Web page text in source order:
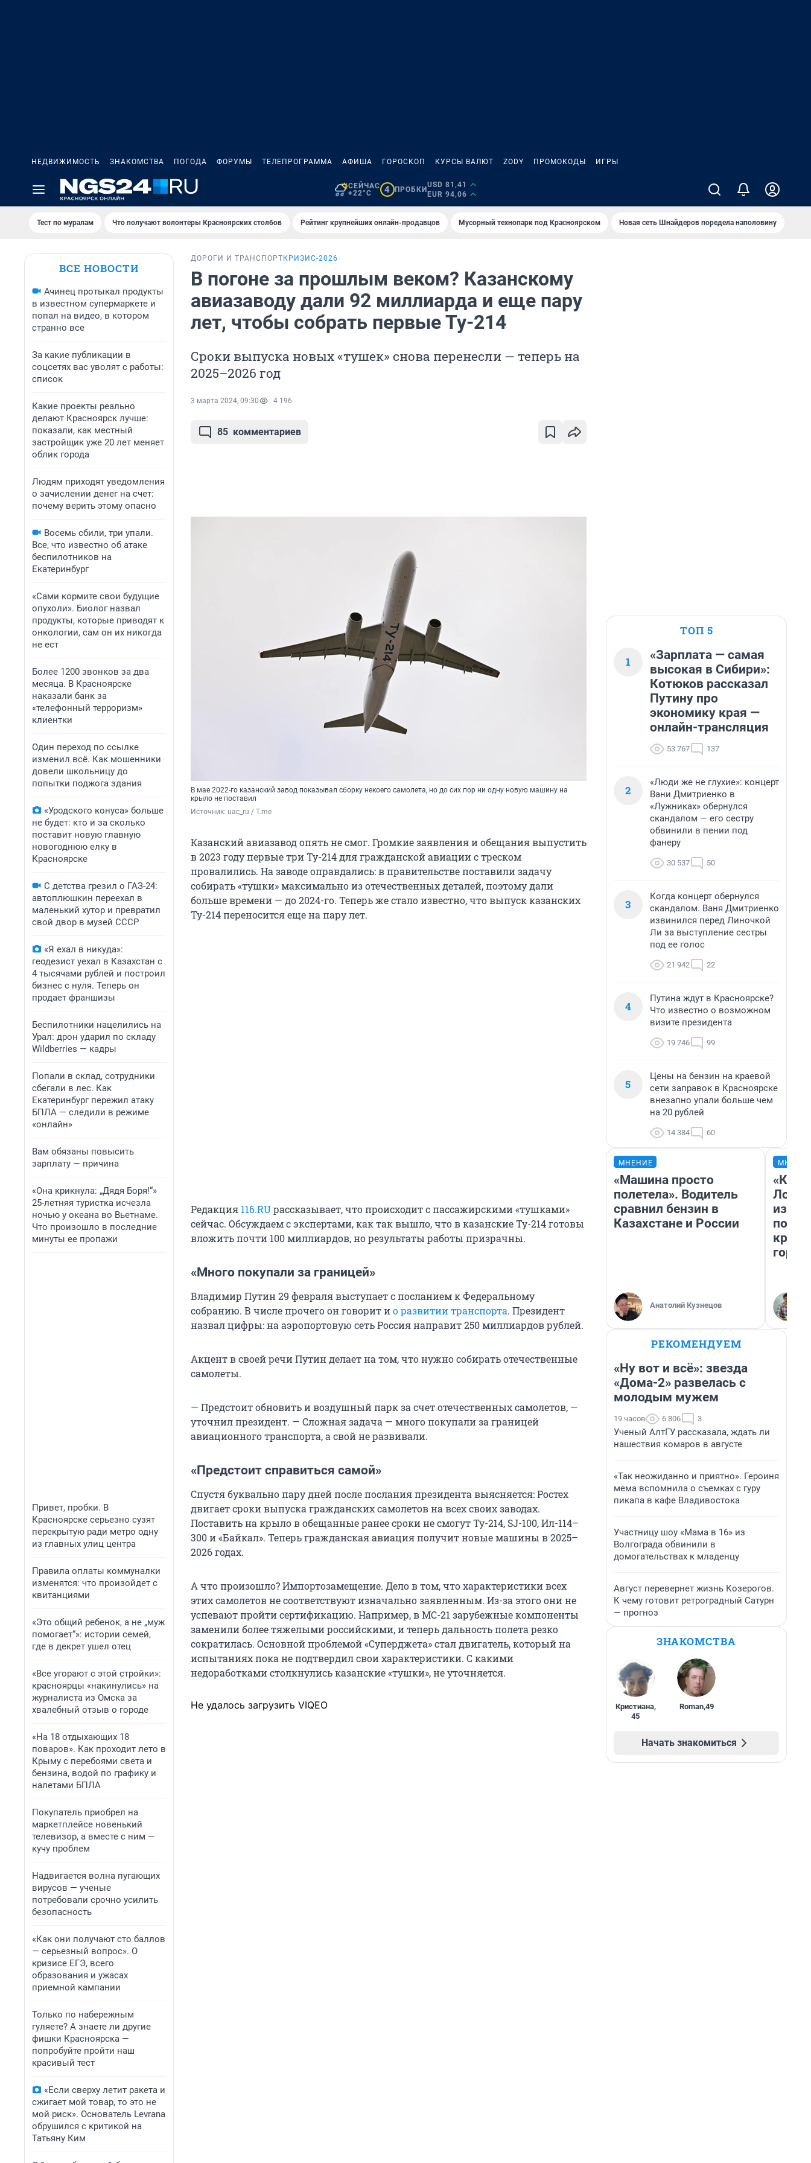
НЕДВИЖИМОСТЬ ЗНАКОМСТВА ПОГОДА ФОРУМЫ ТЕЛЕПРОГРАММА АФИША ГОРОСКОП КУРСЫ ВАЛЮТ ZODY ПРОМОКОДЫ ИГРЫ
СЕЙЧАС
+22°C
4 ПРОБКИ
USD 81,41
EUR 94,06
Тест по мурaлaм Что получают волонтеры Красноярских столбов Рейтинг крупнейших онлайн-продавцов Мусорный технопарк под Крaсноярском Новая сеть Шнайдеров поредела наполовину
ВСЕ НОВОСТИ
Ачинец протыкал продукты
в известном супермаркете и
попал на видео, в котором
странно все
За какие публикации в
соцсетях вас уволят с работы:
список
Какие проекты реально
делают Красноярск лучше:
показали, как местный
застройщик уже 20 лет меняет
облик города
Людям приходят уведомления
о зачислении денег на счет:
почему верить этому опасно
Восемь сбили, три упали.
Все, что известно об атаке
беспилотников на
Екатеринбург
«Сами кормите свои будущие
опухоли». Биолог назвал
продукты, которые приводят к
онкологии, сам он их никогда
не ест
Более 1200 звонков за два
месяца. В Красноярске
наказали банк за
«телефонный терроризм»
клиентки
Один переход по ссылке
изменил всё. Как мошенники
довели школьницу до
попытки поджога здания
«Уродского конуса» больше
не будет: кто и за сколько
поставит новую главную
новогоднюю елку в
Красноярске
С детства грезил о ГАЗ-24:
автоплюшкин переехал в
маленький хутор и превратил
свой двор в музей СССР
«Я ехал в никуда»:
геодезист уехал в Казахстан с
4 тысячами рублей и построил
бизнес с нуля. Теперь он
продает франшизы
Беспилотники нацелились на
Урал: дрон ударил по складу
Wildberries — кадры
Попали в склад, сотрудники
сбегали в лес. Как
Екатеринбург пережил атаку
БПЛА — следили в режиме
«онлайн»
Вам обязаны повысить
зарплату — причина
«Она крикнула: „Дядя Боря!“»
25-летняя туристка исчезла
ночью у океана во Вьетнаме.
Что произошло в последние
минуты ее пропажи
Привет, пробки. В
Красноярске серьезно сузят
перекрытую ради метро одну
из главных улиц центра
Правила оплаты коммуналки
изменятся: что произойдет с
квитанциями
«Это общий ребенок, а не „муж
помогает“»: истории семей,
где в декрет ушел отец
«Все угорают с этой стройки»:
красноярцы «накинулись» на
журналиста из Омска за
хвалебный отзыв о городе
«На 18 отдыхающих 18
поваров». Как проходит лето в
Крыму с перебоями света и
бензина, водой по графику и
налетами БПЛА
Покупатель приобрел на
маркетплейсе новенький
телевизор, а вместе с ним —
кучу проблем
Надвигается волна пугающих
вирусов — ученые
потребовали срочно усилить
безопасность
«Как они получают сто баллов
— серьезный вопрос». О
кризисе ЕГЭ, всего
образования и ужасах
приемной кампании
Только по набережным
гуляете? А знаете ли другие
фишки Красноярска —
попробуйте пройти наш
красивый тест
«Если сверху летит ракета и
сжигает мой товар, то это не
мой риск». Основатель Levrana
обрушился с критикой на
Татьяну Ким
ДОРОГИ И ТРАНСПОРТ КРИЗИС-2026
В погоне за прошлым веком? Казанскому
авиазаводу дали 92 миллиарда и еще пару
лет, чтобы собрать первые Ту-214
Сроки выпуска новых «тушек» снова перенесли — теперь на
2025–2026 год
3 марта 2024, 09:30 4 196
85 комментариев
В мае 2022-го казанский завод показывал сборку некоего самолета, но до сих пор ни одну новую машину на
крыло не поставил
Источник: uac_ru / Т.me
Казанский авиазавод опять не смог. Громкие заявления и обещания выпустить
в 2023 году первые три Ту-214 для гражданской авиации с треском
провалились. На заводе оправдались: в правительстве поставили задачу
собирать «тушки» максимально из отечественных деталей, поэтому дали
больше времени — до 2024-го. Теперь же стало известно, что выпуск казанских
Ту-214 переносится еще на пару лет.
Редакция 116.RUрассказывает, что происходит с пассажирскими «тушками»
сейчас. Обсуждаем с экспертами, как так вышло, что в казанские Ту-214 готовы
вложить почти 100 миллиардов, но результаты работы призрачны.
«Много покупали за границей»
Владимир Путин 29 февраля выступает с посланием к Федеральному
собранию. В числе прочего он говорит ио развитии транспорта. Президент
назвал цифры: на аэропортовую сеть Россия направит 250 миллиардов рублей.
Акцент в своей речи Путин делает на том, что нужно собирать отечественные
самолеты.
— Предстоит обновить и воздушный парк за счет отечественных самолетов, —
уточнил президент. — Сложная задача — много покупали за границей
авиационного транспорта, а свой не развивали.
«Предстоит справиться самой»
Спустя буквально пару дней после послания президента выясняется: Ростех
двигает сроки выпуска гражданских самолетов на всех своих заводах.
Поставить на крыло в обещанные ранее сроки не смогут Ту-214, SJ-100, Ил-114–
300 и «Байкал». Теперь гражданская авиация получит новые машины в 2025–
2026 годах.
А что произошло? Импортозамещение. Дело в том, что характеристики всех
этих самолетов не соответствуют изначально заявленным. Из-за этого они не
успевают пройти сертификацию. Например, в МС-21 зарубежные компоненты
заменили более тяжелыми российскими, и теперь дальность полета резко
сократилась. Основной проблемой «Суперджета» стал двигатель, который на
испытаниях пока не подтвердил свои характеристики. С какими
недоработками столкнулись казанские «тушки», не уточняется.
Не удалось загрузить VIQEO
ТОП 5
1
«Зарплата — самая
высокая в Сибири»:
Котюков рассказал
Путину про
экономику края —
онлайн-трансляция
53 767 137
2
«Люди же не глухие»: концерт
Вани Дмитриенко в
«Лужниках» обернулся
скандалом — его сестру
обвинили в пении под
фанеру
30 537 50
3
Когда концерт обернулся
скандалом. Ваня Дмитриенко
извинился перед Линочкой
Ли за выступление сестры
под ее голос
21 942 22
4
Путина ждут в Красноярске?
Что известно о возможном
визите президента
19 746 99
5
Цены на бензин на краевой
сети заправок в Красноярске
внезапно упали больше чем
на 20 рублей
14 384 60
МНЕНИЕ
«Машина просто
полетела». Водитель
сравнил бензин в
Казахстане и России
Анатолий Кузнецов
«Как
из
круче
РЕКОМЕНДУЕМ
«Ну вот и всё»: звезда
«Дома-2» развелась с
молодым мужем
19 часов 6 806 3
Ученый АлтГУ рассказала, ждать ли
нашествия комаров в августе
«Так неожиданно и приятно». Героиня
мема вспомнила о съемках с гуру
пикапа в кафе Владивостока
Участницу шоу «Мама в 16» из
Волгограда обвинили в
домогательствах к младенцу
Август перевернет жизнь Козерогов.
К чему готовит ретроградный Сатурн
— прогноз
ЗНАКОМСТВА
Кристиана,
45
Roman,49
Начать знакомиться